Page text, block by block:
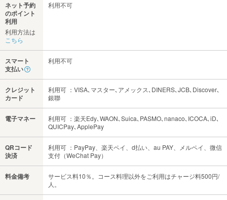
ネット予約
のポイント
利用
利用方法は
こちら
利用不可
スマート
支払い
利用不可
クレジット
カード
利用可 ：VISA､マスター､アメックス､DINERS､JCB､Discover､
銀聯
電子マネー
利用可 ：楽天Edy､WAON､Suica､PASMO､nanaco､ICOCA､iD､
QUICPay､ApplePay
QRコード
決済
利用可 ：PayPay、楽天ペイ、d払い、au PAY、メルペイ、微信
支付（WeChat Pay）
料金備考
サービス料10％。コース料理以外をご利用はチャージ料500円/
人。